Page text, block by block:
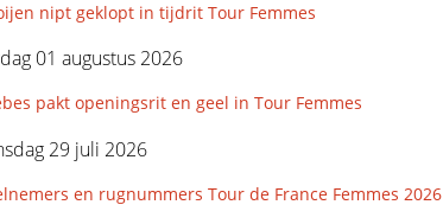
nipt geklopt in tijdrit Tour Femmes
01 augustus 2026
pakt openingsrit en geel in Tour Femmes
29 juli 2026
en rugnummers Tour de France Femmes 2026